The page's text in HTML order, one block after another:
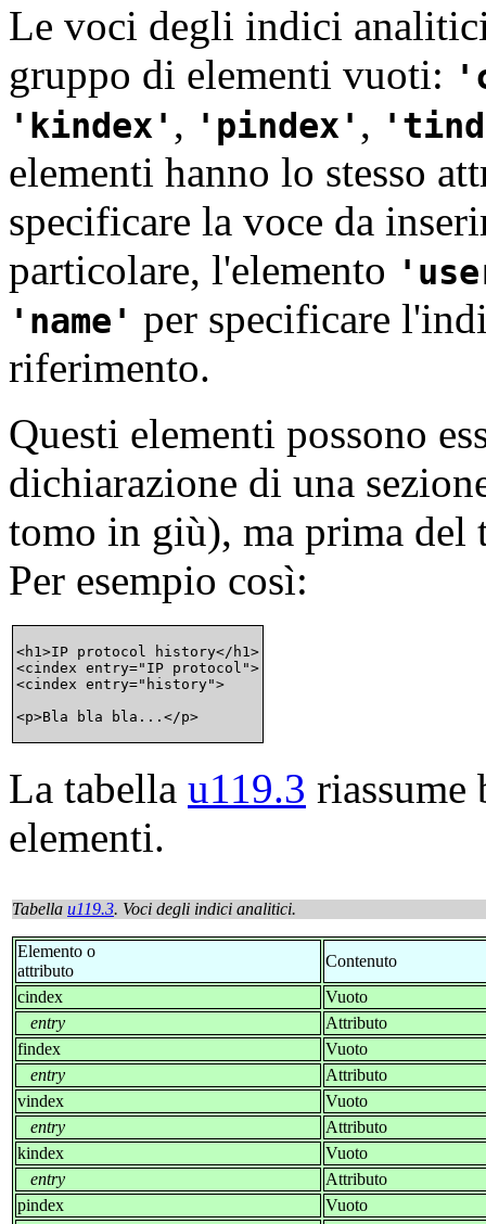
Le voci degli indici
gruppo di elementi vuoti:
kindex
, pindex ,
elementi hanno lo stesso
specificare la voce da
particolare, l'elemento
name
per specificare
riferimento.
Questi elementi possono
dichiarazione di una
tomo in giù), ma prima del
Per esempio così:
<h1>IP protocol history</h1>
<cindex entry="IP protocol">
<cindex entry="history">
La tabella u119.3 riassume
elementi.
Tabella u119.3. Voci degli indici analitici.
Elemento o
attributo
Contenuto
cindex
Vuoto
entry
Attributo
findex
Vuoto
entry
Attributo
vindex
Vuoto
entry
Attributo
kindex
Vuoto
entry
Attributo
pindex
Vuoto